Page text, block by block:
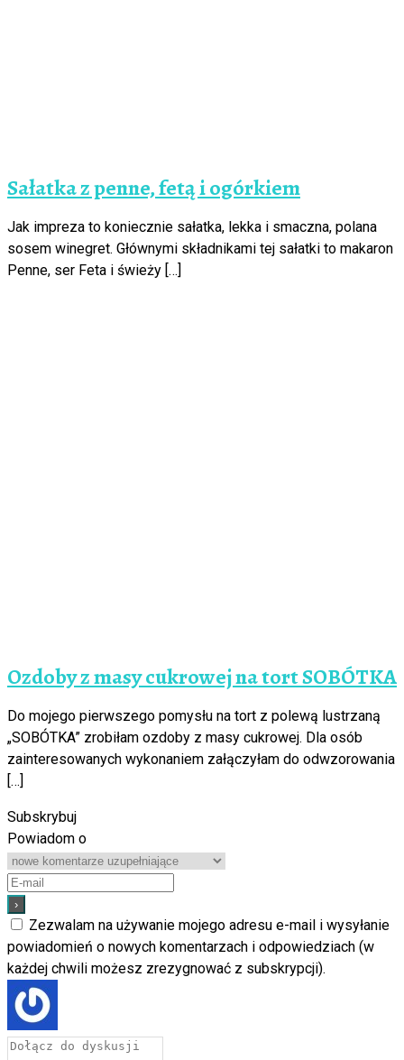
Sałatka z penne, fetą i ogórkiem
Jak impreza to koniecznie sałatka, lekka i smaczna, polana
sosem winegret. Głównymi składnikami tej sałatki to makaron
Penne, ser Feta i świeży […]
Ozdoby z masy cukrowej na tort SOBÓTKA
Do mojego pierwszego pomysłu na tort z polewą lustrzaną
„SOBÓTKA” zrobiłam ozdoby z masy cukrowej. Dla osób
zainteresowanych wykonaniem załączyłam do odwzorowania
[…]
Subskrybuj
Powiadom o
Zezwalam na używanie mojego adresu e-mail i wysyłanie
powiadomień o nowych komentarzach i odpowiedziach (w
każdej chwili możesz zrezygnować z subskrypcji).